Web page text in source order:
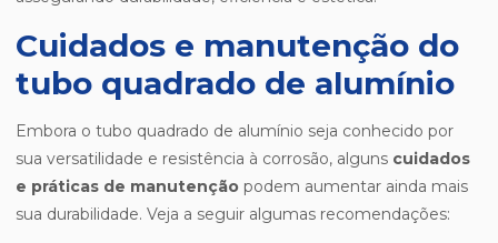
Cuidados e manutenção do
tubo quadrado de alumínio
Embora o tubo quadrado de alumínio seja conhecido por
sua versatilidade e resistência à corrosão, alguns cuidados
e práticas de manutenção podem aumentar ainda mais
sua durabilidade. Veja a seguir algumas recomendações: